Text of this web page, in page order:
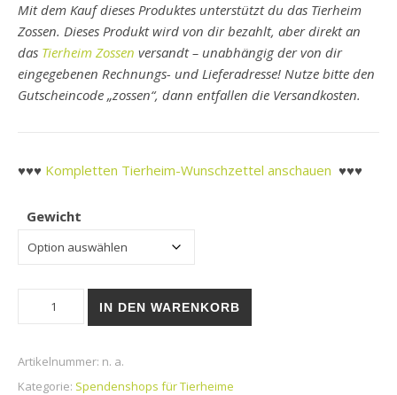
Mit dem Kauf dieses Produktes unterstützt du das Tierheim
Zossen. Dieses Produkt wird von dir bezahlt, aber direkt an
das Tierheim Zossen versandt – unabhängig der von dir
eingegebenen Rechnungs- und Lieferadresse! Nutze bitte den
Gutscheincode „zossen“, dann entfallen die Versandkosten.
♥♥♥ Kompletten Tierheim-Wunschzettel anschauen ♥♥♥
Gewicht
Tierheim Zossen | Granatapet Ente & Geflügel Menge
IN DEN WARENKORB
Artikelnummer: n. a.
Kategorie: Spendenshops für Tierheime